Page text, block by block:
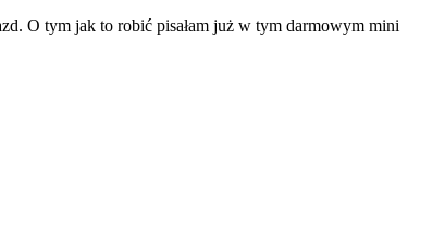
O tym jak to robić pisałam już w tym darmowym mini